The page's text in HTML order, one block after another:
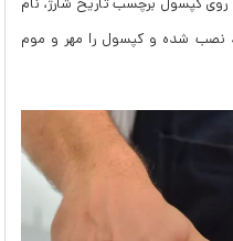
روی کپسول برچسب تاریخ شارژ، نام
نصب شده و کپسول را مهر و موم